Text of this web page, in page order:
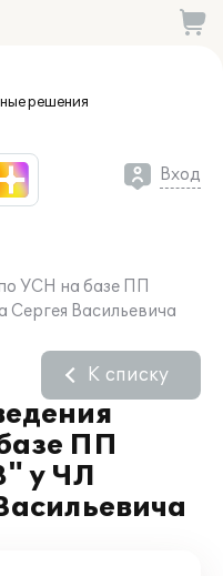
решения
Вход
УСН на базе ПП
Васильевича
ПП
у ЧЛ
К списку